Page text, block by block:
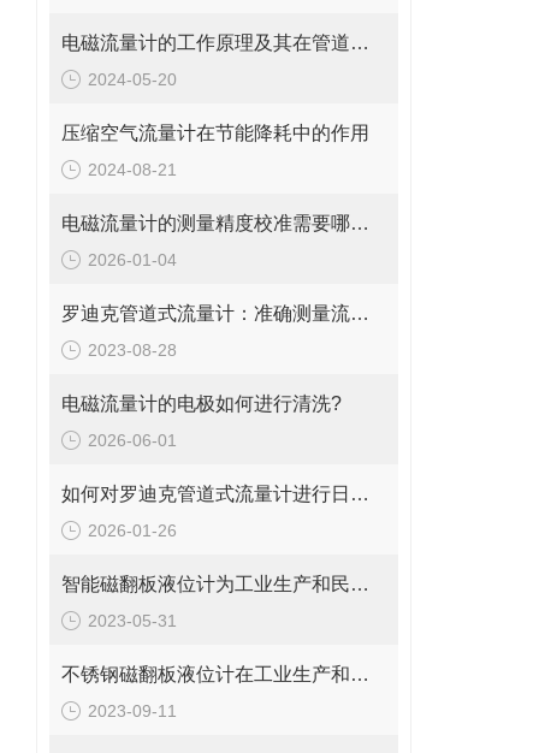
电磁流量计的工作原理及其在管道系统中的应用
2024-05-20
压缩空气流量计在节能降耗中的作用
2024-08-21
电磁流量计的测量精度校准需要哪些工具和设备?
2026-01-04
罗迪克管道式流量计：准确测量流体的精密工具
2023-08-28
电磁流量计的电极如何进行清洗?
2026-06-01
如何对罗迪克管道式流量计进行日常维护与保养
2026-01-26
智能磁翻板液位计为工业生产和民用生活提供了重要的保障
2023-05-31
不锈钢磁翻板液位计在工业生产和化工领域中的应用
2023-09-11